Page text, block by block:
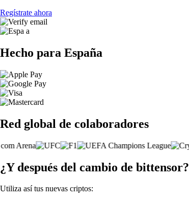
Regístrate ahora
Hecho para España
Red global de colaboradores
¿Y después del cambio de bittensor?
Utiliza así tus nuevas criptos: